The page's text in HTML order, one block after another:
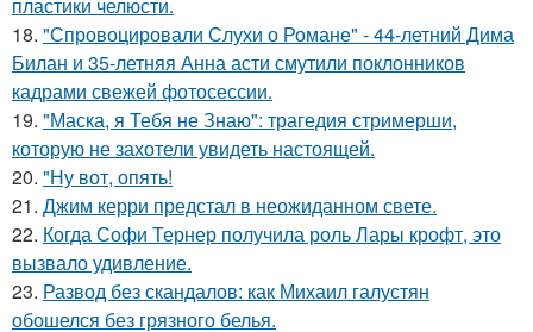
18. "Спровоцировали Слухи о Романе" - 44-летний Дима
Билан и 35-летняя Анна асти смутили поклонников
кадрами свежей фотосессии.
19. "Маска, я Тебя не Знаю": трагедия стримерши,
которую не захотели увидеть настоящей.
20. "Ну вот, опять!
21. Джим керри предстал в неожиданном свете.
22. Когда Софи Тернер получила роль Лары крофт, это
вызвало удивление.
23. Развод без скандалов: как Михаил галустян
обошелся без грязного белья.